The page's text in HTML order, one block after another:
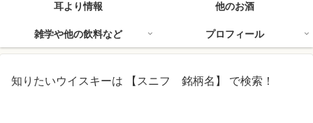
耳より情報
他のお酒
雑学や他の飲料など
プロフィール
知りたいウイスキーは 【スニフ 銘柄名】 で検索！